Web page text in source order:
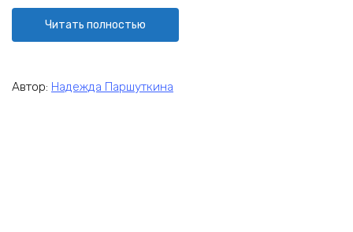
Читать полностью
Автор: Надежда Паршуткина